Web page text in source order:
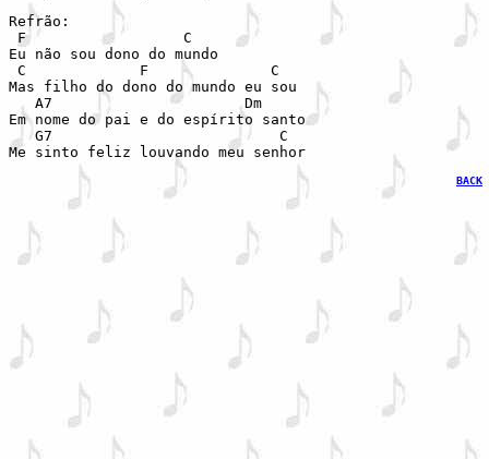
Refrão:
F                  C
Eu não sou dono do mundo
C             F              C
Mas filho do dono do mundo eu sou
   A7                      Dm
Em nome do pai e do espírito santo
   G7                          C
Me sinto feliz louvando meu senhor
BACK